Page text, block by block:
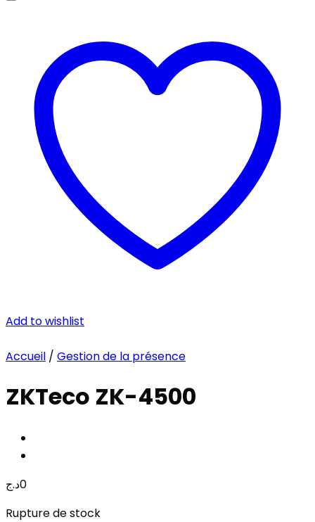
Add to wishlist
Accueil / Gestion de la présence
ZKTeco ZK-4500
0د.ج
Rupture de stock